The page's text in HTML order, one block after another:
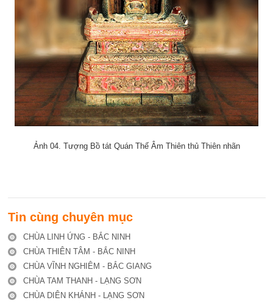
Ảnh 04. Tượng Bồ tát Quán Thế Âm Thiên thủ Thiên nhãn
Tin cùng chuyên mục
CHÙA LINH ỨNG - BẮC NINH
CHÙA THIÊN TÂM - BẮC NINH
CHÙA VĨNH NGHIÊM - BẮC GIANG
CHÙA TAM THANH - LẠNG SƠN
CHÙA DIÊN KHÁNH - LẠNG SƠN